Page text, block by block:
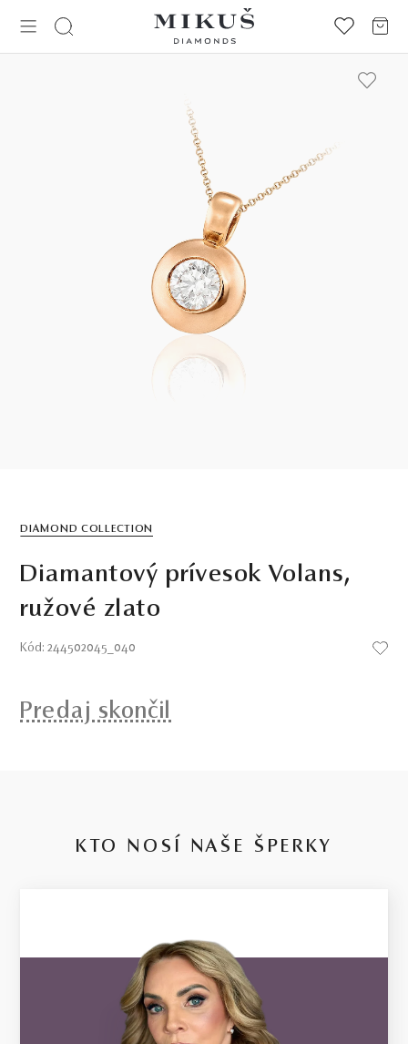
DIAMOND COLLECTION
Diamantový prívesok Volans,
ružové zlato
Kód: 244502045_040
Predaj skončil
KTO NOSÍ NAŠE ŠPERKY